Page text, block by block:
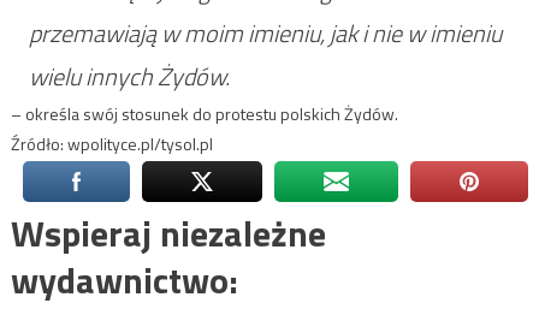
przemawiają w moim imieniu, jak i nie w imieniu
wielu innych Żydów.
– określa swój stosunek do protestu polskich Żydów.
Źródło: wpolityce.pl/tysol.pl
Wspieraj niezależne
wydawnictwo: